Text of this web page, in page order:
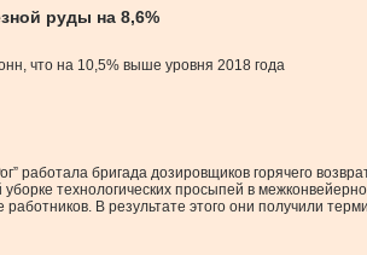
руды на 8,6%
что на 10,5% выше уровня 2018 года
бригада дозировщиков горячего
технологических просыпей в
В результате этого они получили